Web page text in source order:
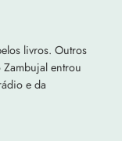
livros. Outros
entrou
e da